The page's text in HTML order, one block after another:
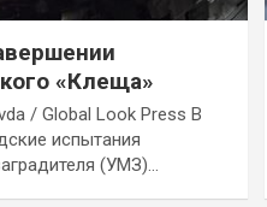
«Клеща»
/ Global Look Press В
испытания
(УМЗ)…